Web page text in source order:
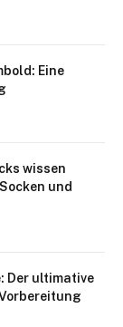
Eine
wissen
und
Der ultimative